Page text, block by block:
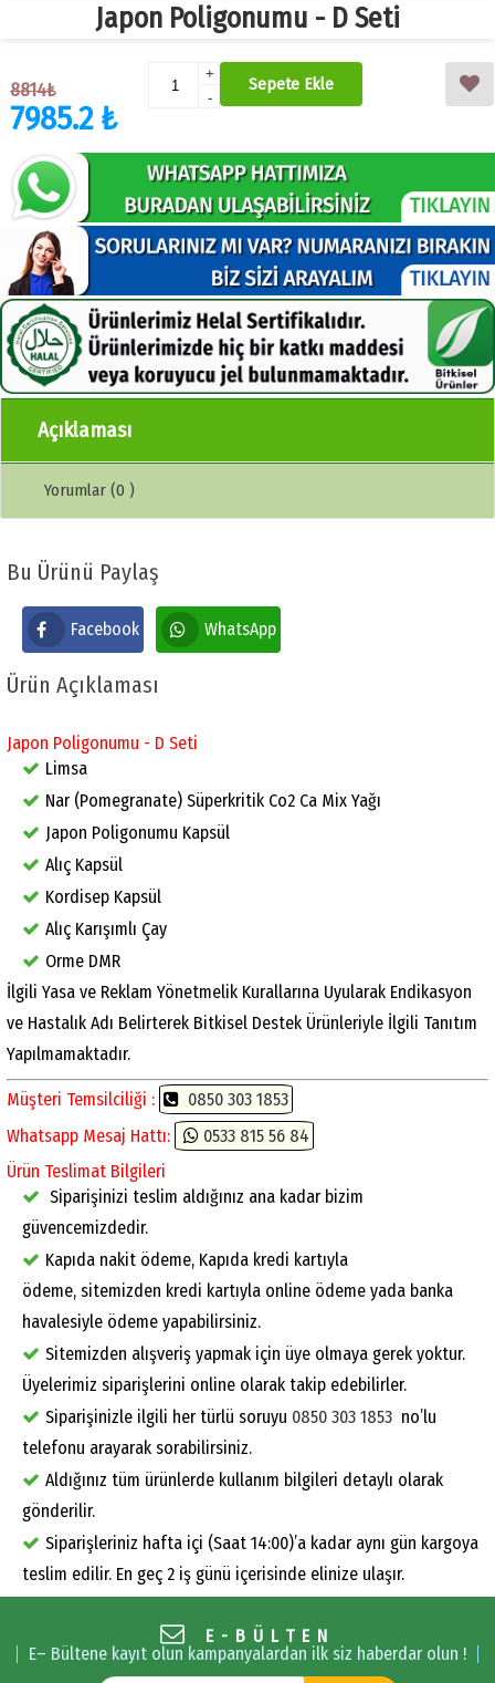
Japon Poligonumu - D Seti
8814₺
7985.2 ₺
+
-
Sepete Ekle
Açıklaması
Yorumlar (0 )
Bu Ürünü Paylaş
Facebook WhatsApp
Ürün Açıklaması
Japon Poligonumu - D Seti
Limsa
Nar (Pomegranate) Süperkritik Co2 Ca Mix Yağı
Japon Poligonumu Kapsül
Alıç Kapsül
Kordisep Kapsül
Alıç Karışımlı Çay
Orme DMR
İlgili Yasa ve Reklam Yönetmelik Kurallarına Uyularak Endikasyon
ve Hastalık Adı Belirterek Bitkisel Destek Ürünleriyle İlgili Tanıtım
Yapılmamaktadır.
Müşteri Temsilciliği :
0850 303 1853
Whatsapp Mesaj Hattı:
0533 815 56 84
Ürün Teslimat Bilgileri
Siparişinizi teslim aldığınız ana kadar bizim
güvencemizdedir.
Kapıda nakit ödeme, Kapıda kredi kartıyla
ödeme, sitemizden kredi kartıyla online ödeme yada banka
havalesiyle ödeme yapabilirsiniz.
Sitemizden alışveriş yapmak için üye olmaya gerek yoktur.
Üyelerimiz siparişlerini online olarak takip edebilirler.
Siparişinizle ilgili her türlü soruyu 0850 303 1853 no’lu
telefonu arayarak sorabilirsiniz.
Aldığınız tüm ürünlerde kullanım bilgileri detaylı olarak
gönderilir.
Siparişleriniz hafta içi (Saat 14:00)’a kadar aynı gün kargoya
teslim edilir. En geç 2 iş günü içerisinde elinize ulaşır.
E-BÜLTEN
E– Bültene kayıt olun kampanyalardan ilk siz haberdar olun !